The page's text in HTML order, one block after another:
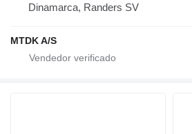
Dinamarca, Randers SV
MTDK A/S